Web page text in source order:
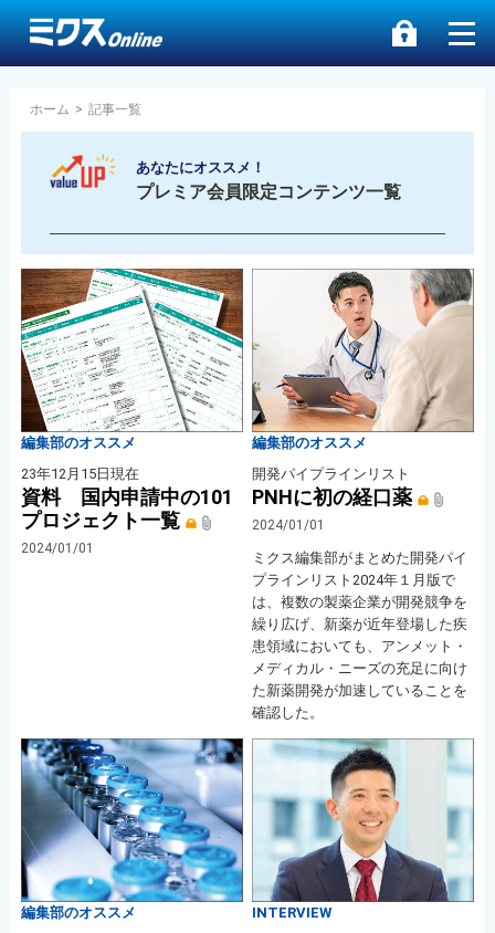
ホーム > 記事一覧
あなたにオススメ！
プレミア会員限定コンテンツ一覧
編集部のオススメ
23年12月15日現在
資料 国内申請中の101
プロジェクト一覧
2024/01/01
編集部のオススメ
開発パイプラインリスト
PNHに初の経口薬
2024/01/01
ミクス編集部がまとめた開発パイ
プラインリスト2024年１月版で
は、複数の製薬企業が開発競争を
繰り広げ、新薬が近年登場した疾
患領域においても、アンメット・
メディカル・ニーズの充足に向け
た新薬開発が加速していることを
確認した。
編集部のオススメ
INTERVIEW